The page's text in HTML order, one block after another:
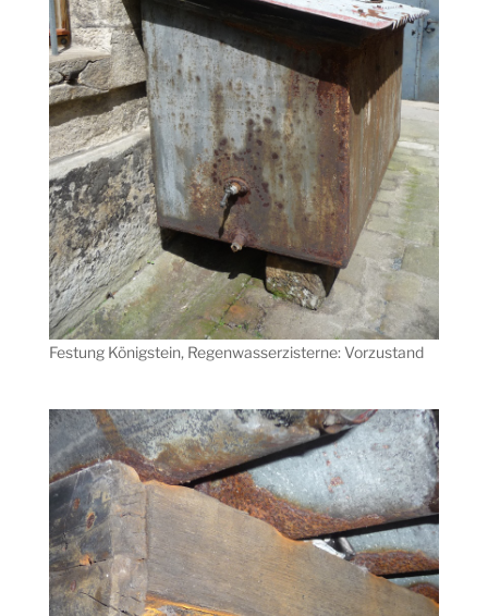
Festung Königstein, Regenwasserzisterne: Vorzustand